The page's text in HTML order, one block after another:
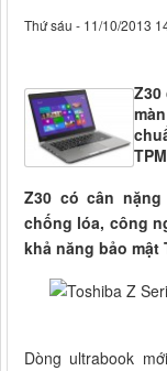
Thứ sáu - 11/10/2013
Z30 có cân
chống lóa, công
khả năng bảo mật
Dòng ultrabook